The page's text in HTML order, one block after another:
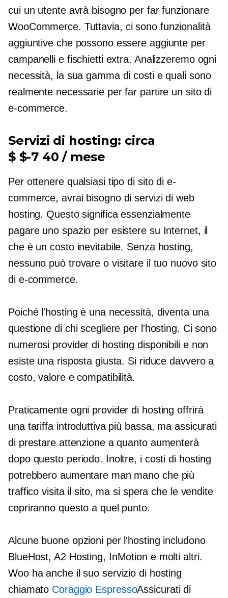
cui un utente avrà bisogno per far funzionare
WooCommerce. Tuttavia, ci sono funzionalità
aggiuntive che possono essere aggiunte per
campanelli e fischietti extra. Analizzeremo ogni
necessità, la sua gamma di costi e quali sono
realmente necessarie per far partire un sito di
e-commerce.
Servizi di hosting: circa
$ $-7 40 / mese
Per ottenere qualsiasi tipo di sito di e-
commerce, avrai bisogno di servizi di web
hosting. Questo significa essenzialmente
pagare uno spazio per esistere su Internet, il
che è un costo inevitabile. Senza hosting,
nessuno può trovare o visitare il tuo nuovo sito
di e-commerce.
Poiché l'hosting è una necessità, diventa una
questione di chi scegliere per l'hosting. Ci sono
numerosi provider di hosting disponibili e non
esiste una risposta giusta. Si riduce davvero a
costo, valore e compatibilità.
Praticamente ogni provider di hosting offrirà
una tariffa introduttiva più bassa, ma assicurati
di prestare attenzione a quanto aumenterà
dopo questo periodo. Inoltre, i costi di hosting
potrebbero aumentare man mano che più
traffico visita il sito, ma si spera che le vendite
copriranno questo a quel punto.
Alcune buone opzioni per l'hosting includono
BlueHost, A2 Hosting, InMotion e molti altri.
Woo ha anche il suo servizio di hosting
chiamato Coraggio EspressoAssicurati di